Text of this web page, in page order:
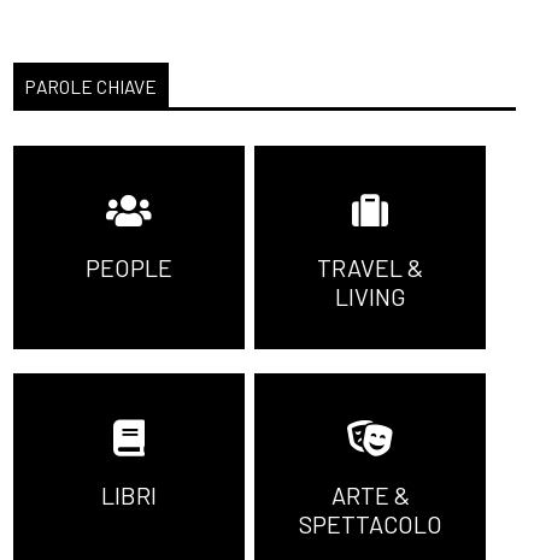
morta, di Gualtiero Ferrari:
incipit
[09]Risorgemia, di Decimo
[12] I tuoi sogni nel mio
Allegra: incipit
PAROLE CHIAVE
PEOPLE
TRAVEL &
LIVING
LIBRI
ARTE &
SPETTACOLO